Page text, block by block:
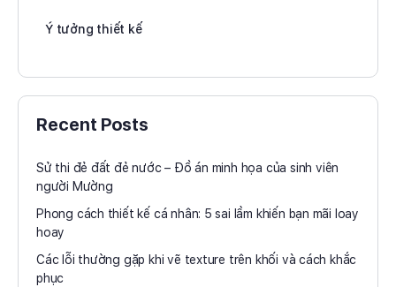
Ý tưởng thiết kế
Recent Posts
Sử thi đẻ đất đẻ nước – Đồ án minh họa của sinh viên
người Mường
Phong cách thiết kế cá nhân: 5 sai lầm khiến bạn mãi loay
hoay
Các lỗi thường gặp khi vẽ texture trên khối và cách khắc
phục